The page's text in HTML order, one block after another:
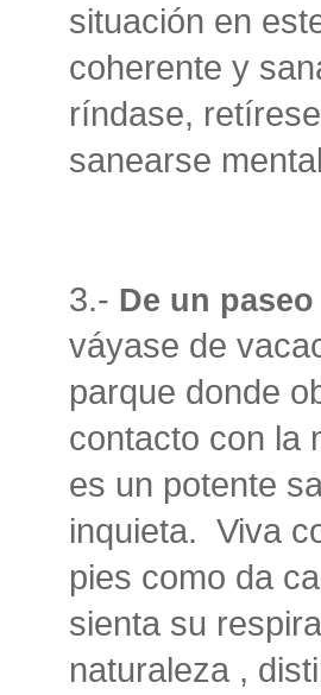
situación en
coherente y
ríndase,
sanearse
3.- De un paseo
váyase de
parque donde
contacto con la
es un potente
inquieta. Viva
pies como da
sienta su
naturaleza ,